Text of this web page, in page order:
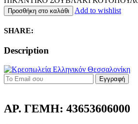
Προσθήκη στο καλάθι Add to wishlist
SHARE:
Description
Εγγραφή
ΑΡ. ΓΕΜΗ: 43653606000